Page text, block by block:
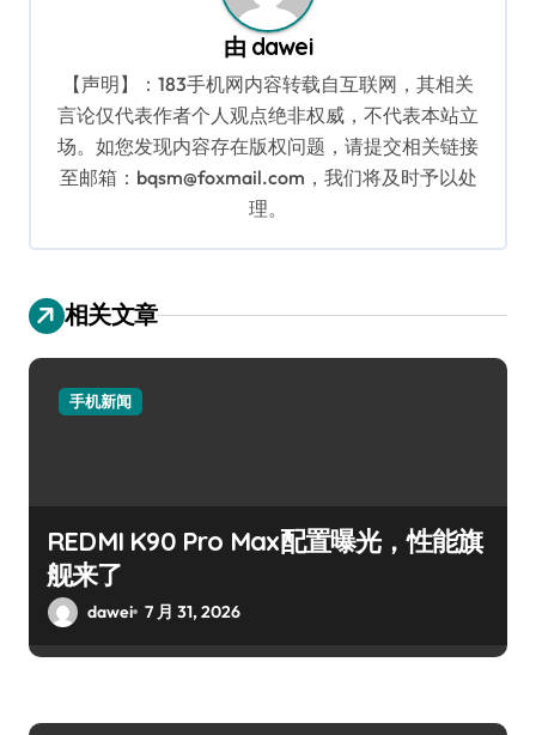
由 dawei
【声明】：183手机网内容转载自互联网，其相关
言论仅代表作者个人观点绝非权威，不代表本站立
场。如您发现内容存在版权问题，请提交相关链接
至邮箱：bqsm@foxmail.com，我们将及时予以处
理。
相关文章
手机新闻
REDMI K90 Pro Max配置曝光，性能旗
舰来了
dawei 7 月 31, 2026